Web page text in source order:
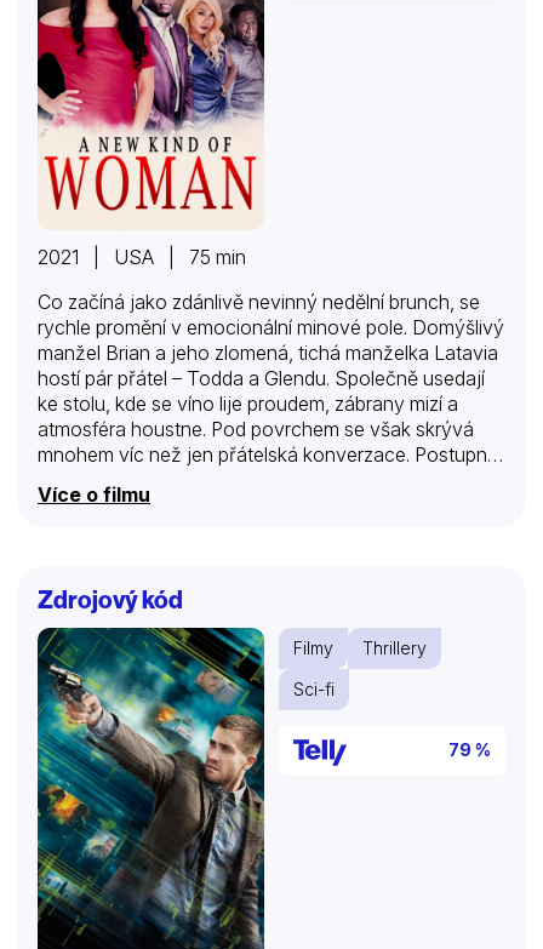
2021 | USA | 75 min
Co začíná jako zdánlivě nevinný nedělní brunch, se
rychle promění v emocionální minové pole. Domýšlivý
manžel Brian a jeho zlomená, tichá manželka Latavia
hostí pár přátel – Todda a Glendu. Společně usedají
ke stolu, kde se víno lije proudem, zábrany mizí a
atmosféra houstne. Pod povrchem se však skrývá
mnohem víc než jen přátelská konverzace. Postupně
vyplouvají na povrch nevyřčené křivdy, temná
tajemství i touhy, které byly dlouho drženy na uzdě.
je provokativní drama o složitosti mezilidských
vztahů, které ukazuje, že i za zdmi luxusních domovů
a při dokonale prostřeném stole se mohou odehrávat
nejtemnější lidské příběhy.
Více o filmu
Zdrojový kód
Filmy
Thrillery
Sci-fi
79 %